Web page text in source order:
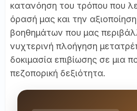
κατανόηση του τρόπου που
όρασή μας και την
βοηθημάτων που μας
νυχτερινή πλοήγηση
δοκιμασία επιβίωσης σε μια
πεζοπορική δεξιότητα.